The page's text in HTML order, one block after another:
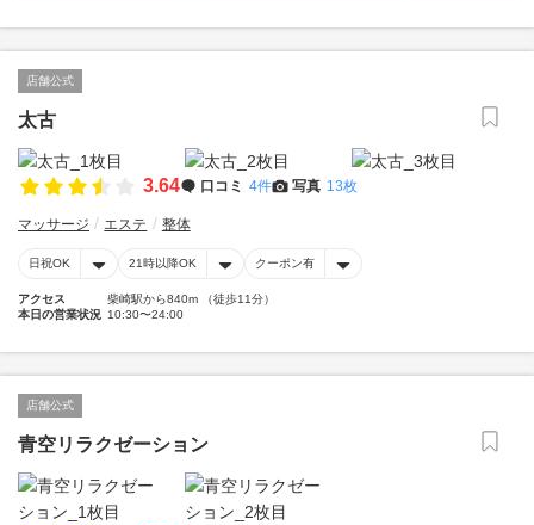
店舗公式
太古
3.64 口コミ 4件 写真 13枚
マッサージ エステ 整体
日祝OK 21時以降OK クーポン有
アクセス
柴崎駅から840m （徒歩11分）
本日の営業状況 10:30〜24:00
店舗公式
青空リラクゼーション